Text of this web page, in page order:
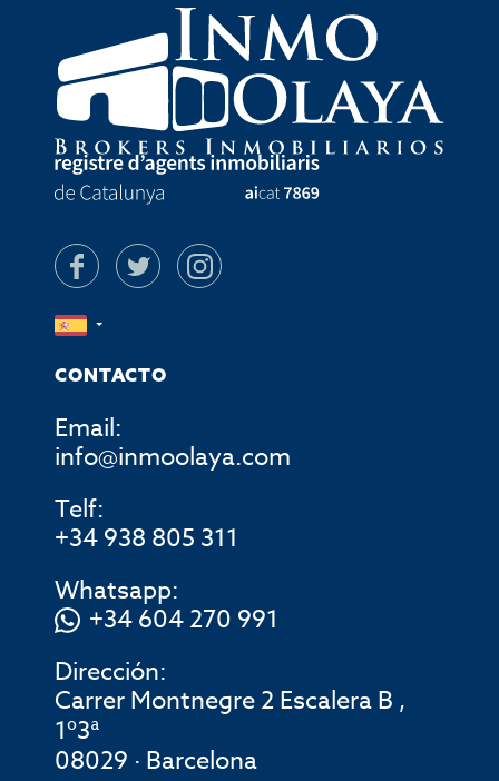
CONTACTO
Email:
info@inmoolaya.com
Telf:
+34 938 805 311
Whatsapp:
+34 604 270 991
Dirección:
Carrer Montnegre 2 Escalera B ,
1º3ª
08029 · Barcelona